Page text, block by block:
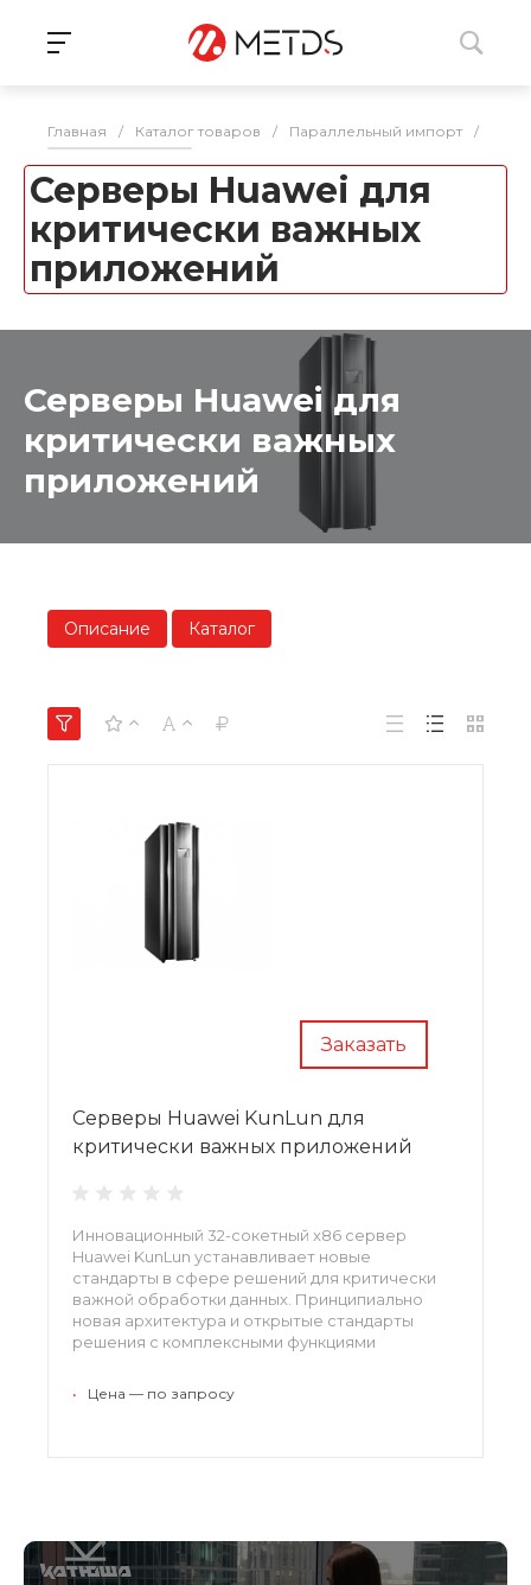
Главная / Каталог товаров / Параллельный импорт /
Серверы Huawei для
критически важных
приложений
Серверы Huawei для
критически важных
приложений
Описание Каталог
Заказать
Серверы Huawei KunLun для
критически важных приложений
Инновационный 32-сокетный x86 сервер
Huawei KunLun устанавливает новые
стандарты в сфере решений для критически
важной обработки данных. Принципиально
новая архитектура и открытые стандарты
решения с комплексными функциями
инновационными технологиями
• Цена — по запросу